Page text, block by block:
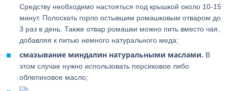
Средству необходимо настояться под крышкой около 10-15
минут. Полоскать горло остывшим ромашковым отваром до
3 раз в день. Также отвар ромашки можно пить вместо чая,
добавляя к питью немного натурального меда;
смазывание миндалин натуральными маслами. В
этом случае нужно использовать персиковое либо
облепиховое масло;